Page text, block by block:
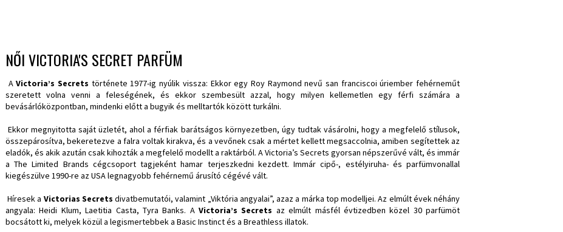
NŐI VICTORIA'S SECRET PARFÜM
AVictoria’s Secrets története 1977-ig nyúlik vissza: Ekkor egy Roy Raymond nevű san franciscoi úriember fehérneműt
szeretett volna venni a feleségének, és ekkor szembesült azzal, hogy milyen kellemetlen egy férfi számára a
bevásárlóközpontban, mindenki előtt a bugyik és melltartók között turkálni.
Ekkor megnyitotta saját üzletét, ahol a férfiak barátságos környezetben, úgy tudtak vásárolni, hogy a megfelelő stílusok,
összepárosítva, bekeretezve a falra voltak kirakva, és a vevőnek csak a mértet kellett megsaccolnia, amiben segítettek az
eladók, és akik azután csak kihozták a megfelelő modellt a raktárból. A Victoria’s Secrets gyorsan népszerűvé vált, és immár
a The Limited Brands cégcsoport tagjeként hamar terjeszkedni kezdett. Immár cipő-, estélyiruha- és parfümvonallal
kiegészülve 1990-re az USA legnagyobb fehérnemű árusító cégévé vált.
Híresek a Victorias Secrets divatbemutatói, valamint „Viktória angyalai”, azaz a márka top modelljei. Az elmúlt évek néhány
angyala: Heidi Klum, Laetitia Casta, Tyra Banks. A Victoria’s Secrets az elmúlt másfél évtizedben közel 30 parfümöt
bocsátott ki, melyek közül a legismertebbek a Basic Instinct és a Breathless illatok.